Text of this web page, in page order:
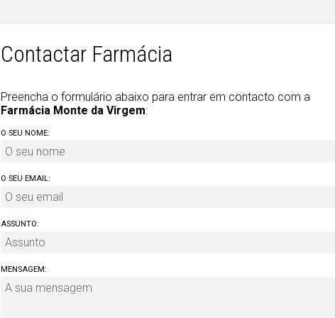
Contactar Farmácia
Preencha o formulário abaixo para entrar em contacto com a
Farmácia Monte da Virgem:
O SEU NOME:
O SEU EMAIL:
ASSUNTO:
MENSAGEM: